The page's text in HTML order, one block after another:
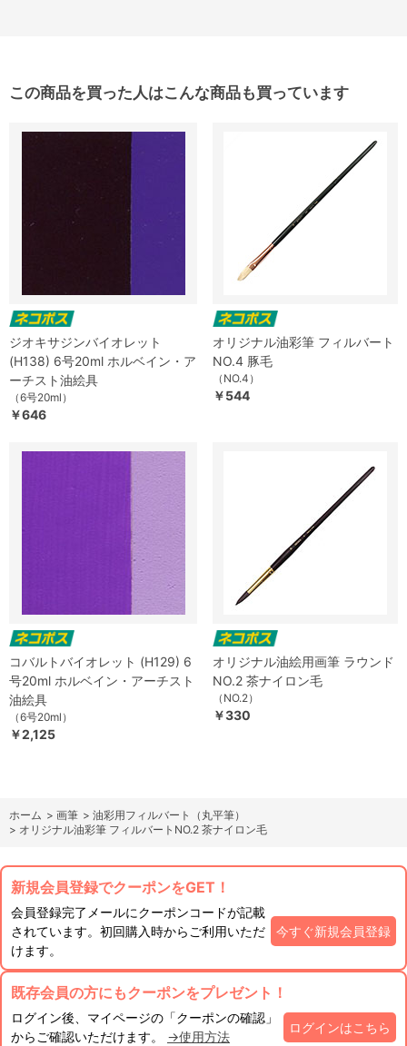
この商品を買った人はこんな商品も買っています
ジオキサジンバイオレット
(H138) 6号20ml ホルベイン・ア
ーチスト油絵具
（6号20ml）
￥646
オリジナル油彩筆 フィルバート
NO.4 豚毛
（NO.4）
￥544
コバルトバイオレット (H129) 6
号20ml ホルベイン・アーチスト
油絵具
（6号20ml）
￥2,125
オリジナル油絵用画筆 ラウンド
NO.2 茶ナイロン毛
（NO.2）
￥330
ホーム > 画筆 > 油彩用フィルバート（丸平筆）
> オリジナル油彩筆 フィルバートNO.2 茶ナイロン毛
新規会員登録でクーポンをGET！
会員登録完了メールにクーポンコードが記載
されています。初回購入時からご利用いただ
けます。
今すぐ新規会員登録
既存会員の方にもクーポンをプレゼント！
ログイン後、マイページの「クーポンの確認」
からご確認いただけます。 →使用方法
ログインはこちら